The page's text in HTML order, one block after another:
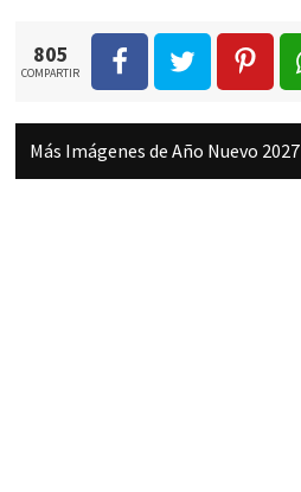
805
COMPARTIR
Más Imágenes de Año Nuevo 2027